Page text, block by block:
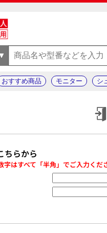
おすすめ商品 モニター シ
ちらから
はすべて「半角」でご入力くだ